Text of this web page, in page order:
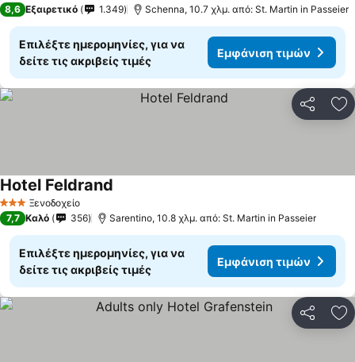
8,6 Εξαιρετικό 1.349 Schenna, 10.7 χλμ. από: St. Martin in Passeier
Επιλέξτε ημερομηνίες, για να
δείτε τις ακριβείς τιμές
Εμφάνιση τιμών
3 ΑστέριαΞενοδοχείο
Hotel Feldrand
7,7 Καλό 356 Sarentino, 10.8 χλμ. από: St. Martin in Passeier
Επιλέξτε ημερομηνίες, για να
δείτε τις ακριβείς τιμές
Εμφάνιση τιμών